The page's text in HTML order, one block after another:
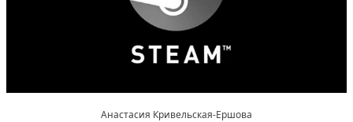
Анастасия Кривельская-Ершова